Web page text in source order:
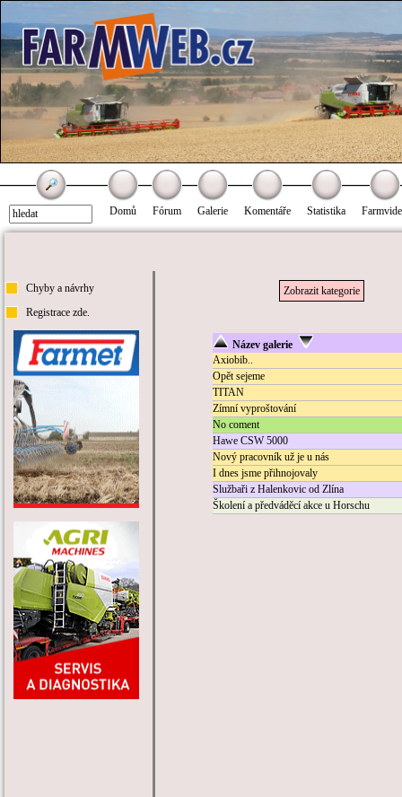
Domů Fórum Galerie Komentáře Statistika
Chyby a návrhy
Registrace zde.
Zobrazit kategorie
Název galerie
Axiobib..
Opět sejeme
TITAN
Zímní vyproštování
No coment
Hawe CSW 5000
Nový pracovník už je u nás
I dnes jsme přihnojovaly
Službaři z Halenkovic od Zlína
Školení a předváděcí akce u Horschu